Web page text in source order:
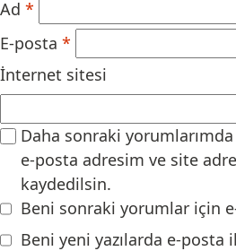
Ad *
E-posta *
İnternet sitesi
Daha sonraki
e-posta adresim ve site
kaydedilsin.
Beni sonraki yorumlar için
Beni yeni yazılarda e-posta